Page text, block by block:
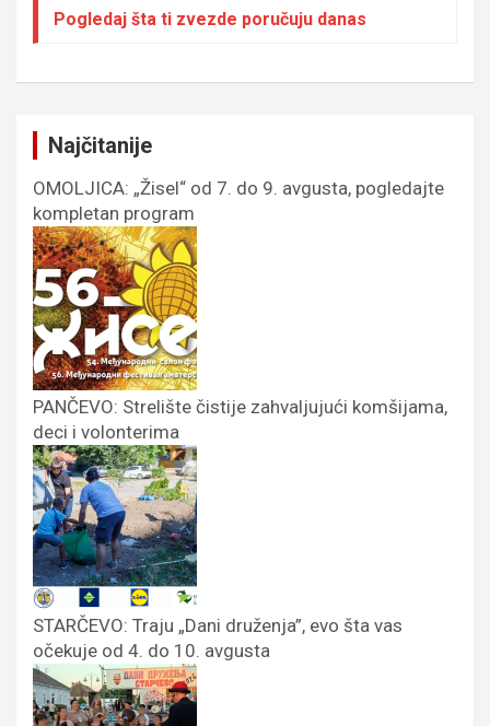
Pogledaj šta ti zvezde poručuju danas
Najčitanije
OMOLJICA: „Žisel“ od 7. do 9. avgusta, pogledajte
kompletan program
PANČEVO: Strelište čistije zahvaljujući komšijama,
deci i volonterima
STARČEVO: Traju „Dani druženja”, evo šta vas
očekuje od 4. do 10. avgusta